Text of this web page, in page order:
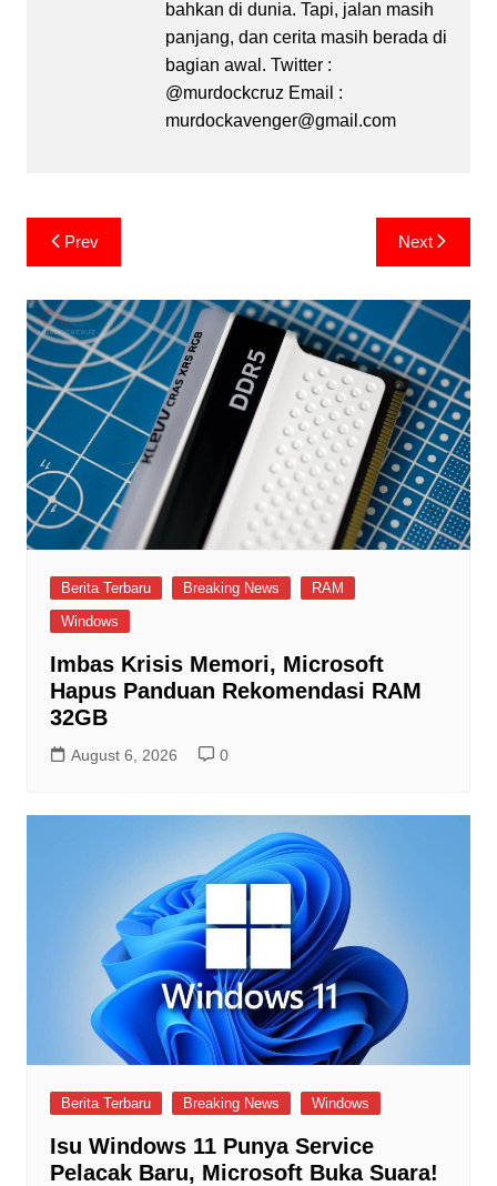
bahkan di dunia. Tapi, jalan masih
panjang, dan cerita masih berada di
bagian awal. Twitter :
@murdockcruz Email :
murdockavenger@gmail.com
Post
navigation
Prev Next
Berita Terbaru Breaking News
RAM
Windows
Imbas Krisis Memori, Microsoft
Hapus Panduan Rekomendasi RAM
32GB
August 6, 2026 0
Berita Terbaru Breaking News Windows
Isu Windows 11 Punya Service
Pelacak Baru, Microsoft Buka Suara!